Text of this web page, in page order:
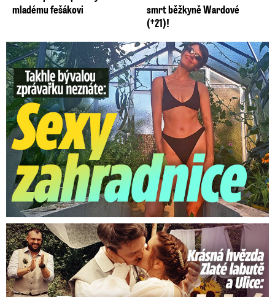
mladému fešákovi
smrt běžkyně Wardové
(†21)!
Takhle slavnou moderátorku neznáte: Lašková pečuje o ...
Krásná hvězda Zlaté labutě a Ulice: Romantická svatba